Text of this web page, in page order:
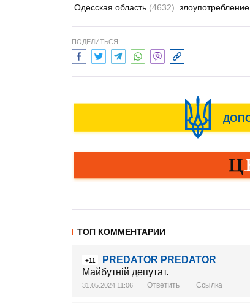
Одесская область (4632) злоупотребление
ПОДЕЛИТЬСЯ:
ТОП КОММЕНТАРИИ
+11
PREDATOR PREDATOR
Майбутній депутат.
31.05.2024 11:06 Ответить Ссылка